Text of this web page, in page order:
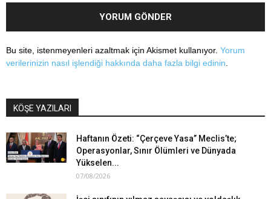
Bu site, istenmeyenleri azaltmak için Akismet kullanıyor. Yorum
verilerinizin nasıl işlendiği hakkında daha fazla bilgi edinin
KÖŞE YAZILARI
Haftanın Özeti: “Çerçeve Yasa” Meclis’te;
Operasyonlar, Sınır Ölümleri ve Dünyada
Yükselen...
07/08/2026